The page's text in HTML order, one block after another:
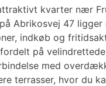
kvarter nær
Abrikosvej 47
indkøb og
fordelt på
med
terrasser, hvor du